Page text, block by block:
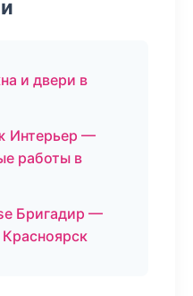
и двери в
Интерьер —
работы в
Бригадир —